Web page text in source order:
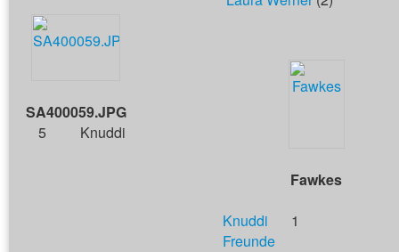
SA400059.JPG
5
Knuddi
Fawkes
Knuddi
1
Freunde